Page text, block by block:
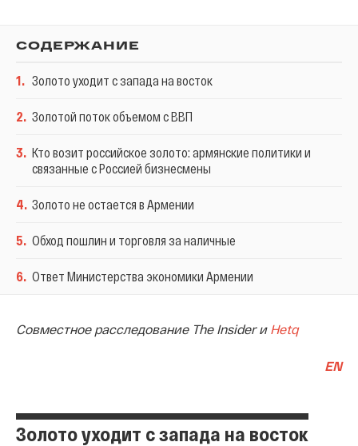
СОДЕРЖАНИЕ
1. Золото уходит с запада на восток
2. Золотой поток объемом с ВВП
3. Кто возит российское золото: армянские политики и
связанные с Россией бизнесмены
4. Золото не остается в Армении
5. Обход пошлин и торговля за наличные
6. Ответ Министерства экономики Армении
Совместное расследование The Insider и Hetq
EN
Золото уходит с запада на восток